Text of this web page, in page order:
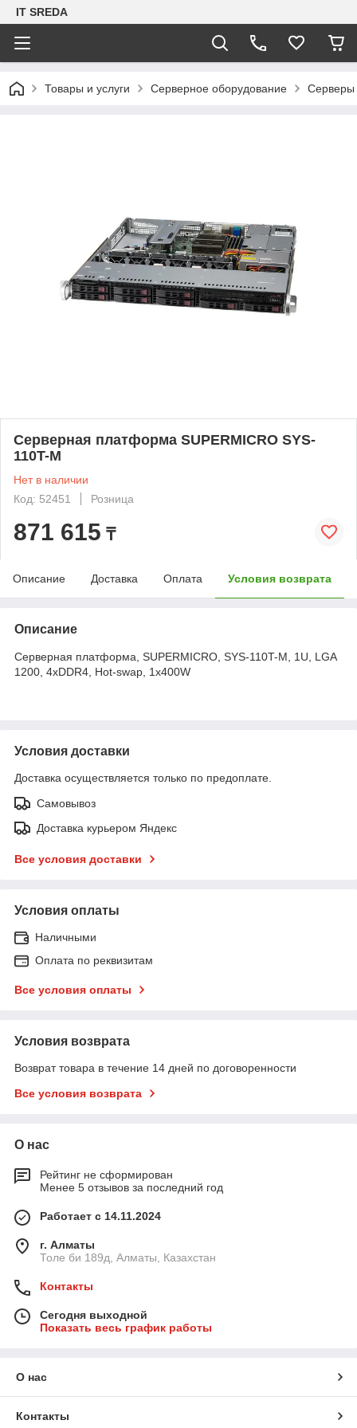
IT SREDA
Товары и услуги Серверное оборудование Серверы
Серверная платформа SUPERMICRO SYS-
110T-M
Нет в наличии
Код: 52451
Розница
871 615 ₸
Описание Доставка Оплата Условия возврата
Описание
Серверная платформа, SUPERMICRO, SYS-110T-M, 1U, LGA
1200, 4xDDR4, Hot-swap, 1x400W
Условия доставки
Доставка осуществляется только по предоплате.
Самовывоз
Доставка курьером Яндекс
Все условия доставки
Условия оплаты
Наличными
Оплата по реквизитам
Все условия оплаты
Условия возврата
Возврат товара в течение 14 дней по договоренности
Все условия возврата
О нас
Рейтинг не сформирован
Менее 5 отзывов за последний год
Работает с 14.11.2024
г. Алматы
Толе би 189д, Алматы, Казахстан
Контакты
Сегодня выходной
Показать весь график работы
О нас
Контакты